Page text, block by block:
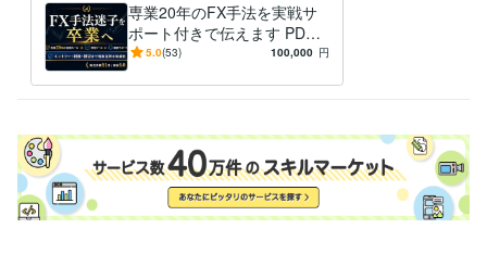
専業20年のFX手法を実戦サ
ポート付きで伝えます PDF
で終わらせず、実際の相場で
5.0(53) 100,000 円